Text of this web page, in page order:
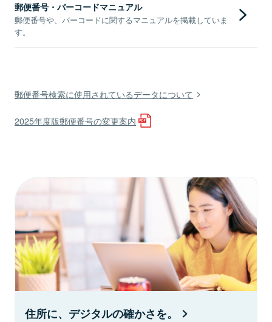
郵便番号・バーコードマニュアル
郵便番号や、バーコードに関するマニュアルを掲載していま
す。
郵便番号検索に使用されているデータについて
2025年度版郵便番号の変更案内
住所に、デジタルの確かさを。